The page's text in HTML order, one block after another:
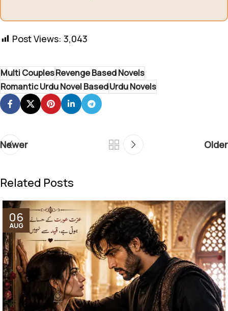
Post Views: 3,043
Multi CouplesRevenge Based Novels
Romantic Urdu Novel BasedUrdu Novels
Newer Older
Related Posts
06
AUG